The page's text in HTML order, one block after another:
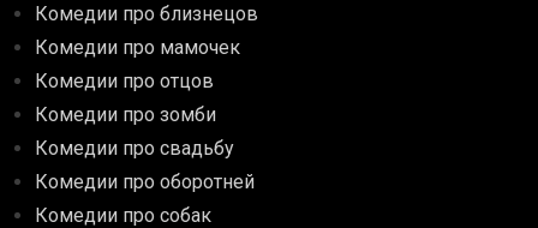
Комедии про близнецов
Комедии про мамочек
Комедии про отцов
Комедии про зомби
Комедии про свадьбу
Комедии про оборотней
Комедии про собак